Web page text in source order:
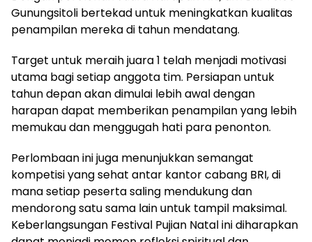
Gunungsitoli bertekad untuk meningkatkan kualitas
penampilan mereka di tahun mendatang.
Target untuk meraih juara 1 telah menjadi motivasi
utama bagi setiap anggota tim. Persiapan untuk
tahun depan akan dimulai lebih awal dengan
harapan dapat memberikan penampilan yang lebih
memukau dan menggugah hati para penonton.
Perlombaan ini juga menunjukkan semangat
kompetisi yang sehat antar kantor cabang BRI, di
mana setiap peserta saling mendukung dan
mendorong satu sama lain untuk tampil maksimal.
Keberlangsungan Festival Pujian Natal ini diharapkan